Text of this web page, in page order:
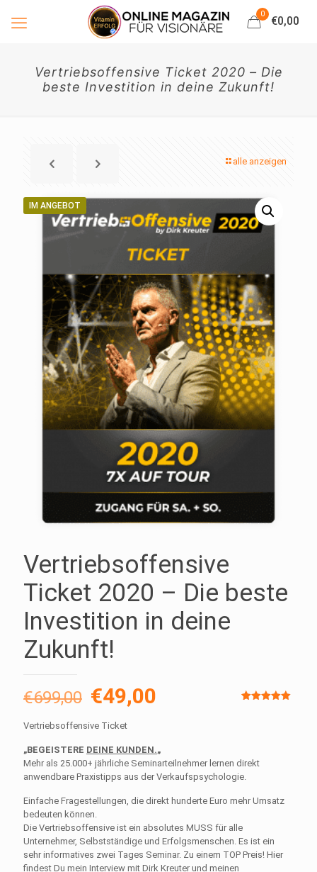
0
€0,00
Vertriebsoffensive Ticket 2020 – Die
beste Investition in deine Zukunft!
alle anzeigen
IM ANGEBOT
Vertriebsoffensive
Ticket 2020 – Die beste
Investition in deine
Zukunft!
€699,00 Ursprünglicher
Preis
€699,00
€49,00
€49,00.
Vertriebsoffensive Ticket
„BEGEISTERE DEINE KUNDEN.„
Mehr als 25.000+ jährliche Seminarteilnehmer lernen direkt
anwendbare Praxistipps aus der Verkaufspsychologie.
Einfache Fragestellungen, die direkt hunderte Euro mehr Umsatz
bedeuten können.
Die Vertriebsoffensive ist ein absolutes MUSS für alle
Unternehmer, Selbstständige und Erfolgsmenschen. Es ist ein
sehr informatives zwei Tages Seminar. Zu einem TOP Preis! Hier
findest Du mein Interview mit Dirk Kreuter und meinen